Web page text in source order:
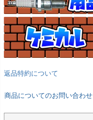
返品特約について
商品についてのお問い合わせ